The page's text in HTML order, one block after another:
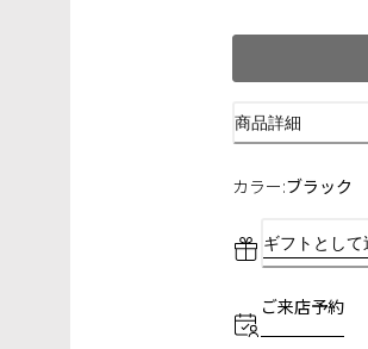
商品詳細
カラー:ブラック
ギフトとして
ご来店予約